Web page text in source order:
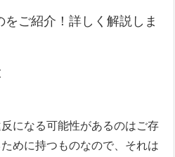
ご紹介！詳しく解説しま
になる可能性があるのはご存
めに持つものなので、それは